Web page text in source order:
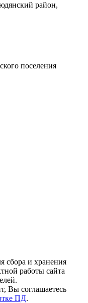
район,
поселения
сбора и хранения
работы сайта
Вы соглашаетесь
ПД.